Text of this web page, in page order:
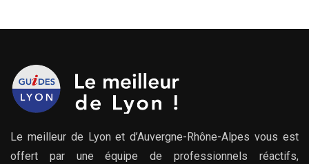
Le meilleur de Lyon et d’Auvergne-Rhône-Alpes vous est
offert par une équipe de professionnels réactifs,